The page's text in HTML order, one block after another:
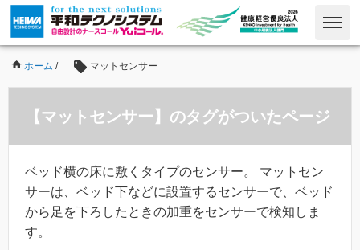
ホーム / マットセンサー
【マットセンサー】のタグがついたページ
ベッド横の床に敷くタイプのセンサー。 マットセン
サーは、ベッド下などに設置するセンサーで、ベッド
から足を下ろしたときの加重をセンサーで検知しま
す。